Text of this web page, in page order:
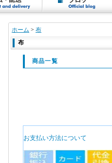
ホーム > 布
布
商品一覧
お支払い方法について